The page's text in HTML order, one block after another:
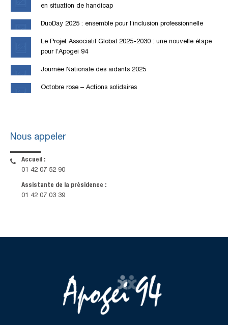
en situation de handicap
DuoDay 2025 : ensemble pour l’inclusion professionnelle
Le Projet Associatif Global 2025-2030 : une nouvelle étape
pour l’Apogei 94
Journée Nationale des aidants 2025
Octobre rose – Actions solidaires
Nous appeler
Accueil :
01 42 07 52 90
Assistante de la présidence :
01 42 07 03 39